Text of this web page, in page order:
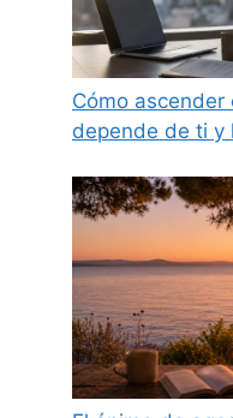
Cómo
depende de ti y